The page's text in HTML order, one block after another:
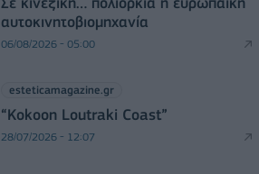
αυτοκινητοβιομηχανία
06/08/2026 - 05:00
esteticamagazine.gr
“Kokoon Loutraki Coast”
28/07/2026 - 12:07